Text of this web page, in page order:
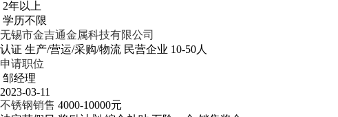
2年以上
学历不限
无锡市金吉通金属科技有限公司
认证 生产/营运/采购/物流 民营企业 10-50人
申请职位
邹经理
2023-03-11
不锈钢销售 4000-10000元